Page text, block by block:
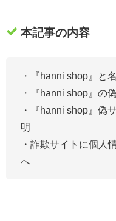
本記事の内容
・『hanni shop』
と
・『hanni shop』の
・『hanni shop』偽
明
・詐欺サイトに個人
へ